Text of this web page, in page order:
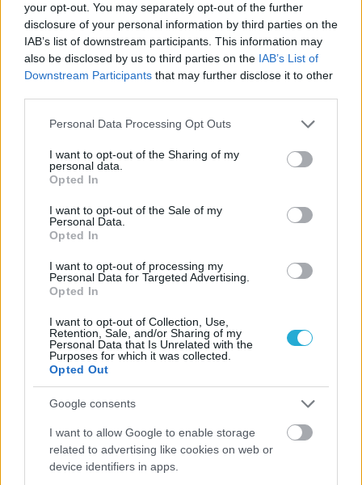
your opt-out. You may separately opt-out of the further
disclosure of your personal information by third parties on the
IAB’s list of downstream participants. This information may
also be disclosed by us to third parties on the IAB’s List of
Downstream Participants that may further disclose it to other
Please note that this website/app uses one or more Google
not limited to your visit or usage behaviour. You may click to
grant or deny consent to Google and its third-party tags to
use your data for below specified purposes in below Google
consent section.
Personal Data Processing Opt Outs
I want to opt-out of the Sharing of my
personal data.
Opted In
I want to opt-out of the Sale of my
Personal Data.
Opted In
I want to opt-out of processing my
Personal Data for Targeted Advertising.
Opted In
I want to opt-out of Collection, Use,
Retention, Sale, and/or Sharing of my
Personal Data that Is Unrelated with the
Purposes for which it was collected.
Opted Out
Google consents
I want to allow Google to enable storage
related to advertising like cookies on web or
device identifiers in apps.